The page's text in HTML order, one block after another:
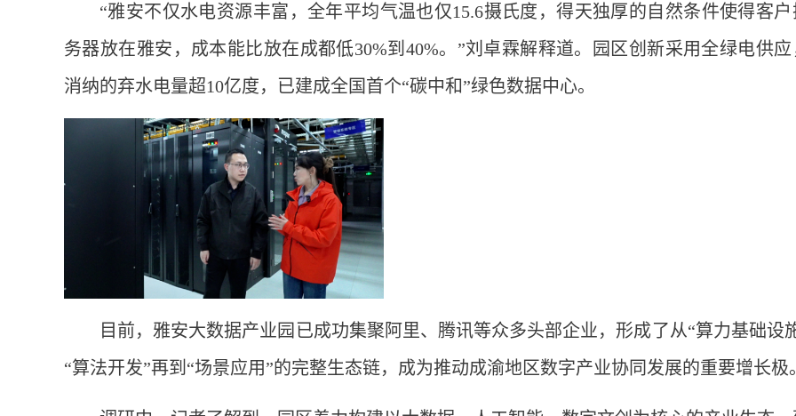
“雅安不仅水电资源丰富，全年平均气温也仅15.6摄氏度，得天独厚的自然条件使得客户
务器放在雅安，成本能比放在成都低30%到40%。”刘卓霖解释道。园区创新采用全绿电供应
消纳的弃水电量超10亿度，已建成全国首个“碳中和”绿色数据中心。
目前，雅安大数据产业园已成功集聚阿里、腾讯等众多头部企业，形成了从“算力基础设
“算法开发”再到“场景应用”的完整生态链，成为推动成渝地区数字产业协同发展的重要增长极。